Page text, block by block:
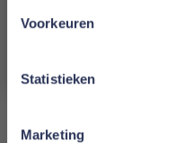
Voorkeuren
Statistieken
Marketing
210 cm
E-mail